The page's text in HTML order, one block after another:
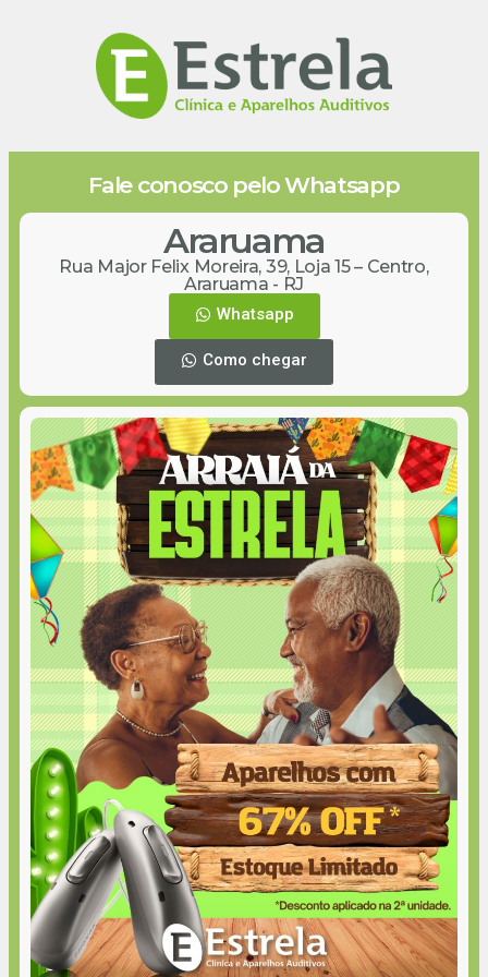
Fale conosco pelo Whatsapp
Araruama
Rua Major Felix Moreira, 39, Loja 15 – Centro,
Araruama - RJ
Whatsapp
Como chegar